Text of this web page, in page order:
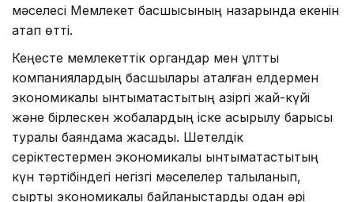
мәселесі Мемлекет басшысының назарында екенін
атап өтті.
Кеңесте мемлекеттік органдар мен ұлттық
компаниялардың басшылары аталған елдермен
экономикалық ынтымақтастықтың қазіргі жай-күйі
және бірлескен жобалардың іске асырылу барысы
туралы баяндама жасады. Шетелдік
серіктестермен экономикалық ынтымақтастықтың
күн тәртібіндегі негізгі мәселелер талқыланып,
сыртқы экономикалық байланыстарды одан әрі